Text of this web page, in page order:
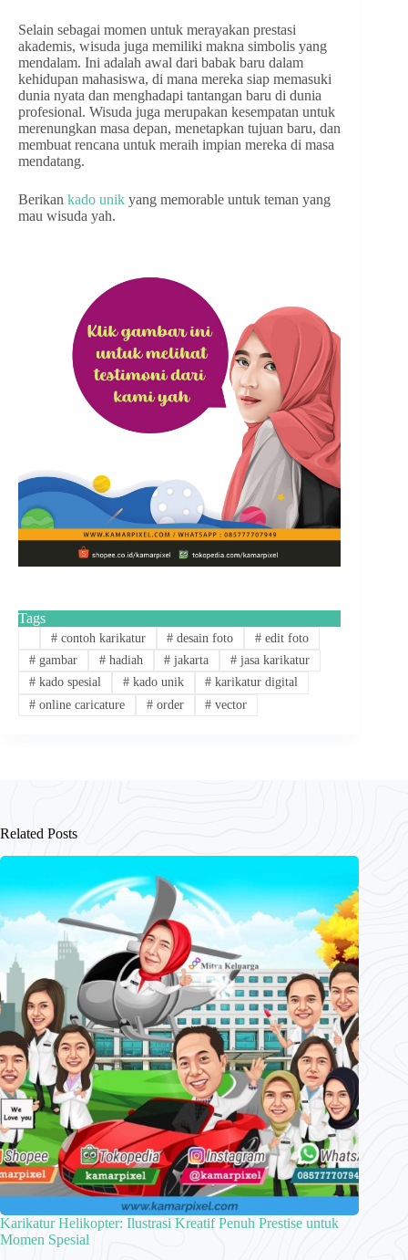
Selain sebagai momen untuk merayakan prestasi
akademis, wisuda juga memiliki makna simbolis yang
mendalam. Ini adalah awal dari babak baru dalam
kehidupan mahasiswa, di mana mereka siap memasuki
dunia nyata dan menghadapi tantangan baru di dunia
profesional. Wisuda juga merupakan kesempatan untuk
merenungkan masa depan, menetapkan tujuan baru, dan
membuat rencana untuk meraih impian mereka di masa
mendatang.
Berikan kado unik yang memorable untuk teman yang
mau wisuda yah.
Tags
#contoh karikatur # desain foto # edit foto
#gambar #hadiah # jakarta # jasa karikatur
#kado spesial #kado unik # karikatur digital
#online caricature #order # vector
Related Posts
Karikatur Helikopter: Ilustrasi Kreatif Penuh Prestise untuk
Momen Spesial